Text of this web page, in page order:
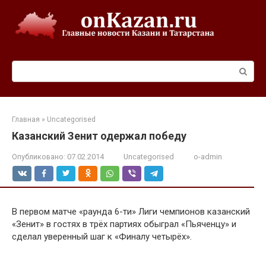
контенту
Главная » Uncategorised
Казанский Зенит одержал победу
Опубликовано: 07.02.2014 Uncategorised o-admin
В первом матче «раунда 6-ти» Лиги чемпионов казанский
«Зенит» в гостях в трёх партиях обыграл «Пьяченцу» и
сделал уверенный шаг к «Финалу четырёх».